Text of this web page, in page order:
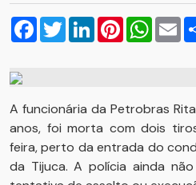
Facebook
TwitterLinkedInPinterest
A funcionária da Petrobras
anos, foi morta com dois
feira, perto da entrada do
da Tijuca. A polícia ainda